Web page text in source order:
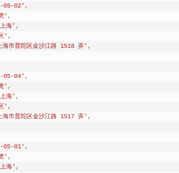
05-02' ,
' ,
海' ,
' ,
海市普陀区金沙江路 1518 弄' ,
05-04' ,
' ,
海' ,
' ,
海市普陀区金沙江路 1517 弄' ,
05-01' ,
' ,
海' ,